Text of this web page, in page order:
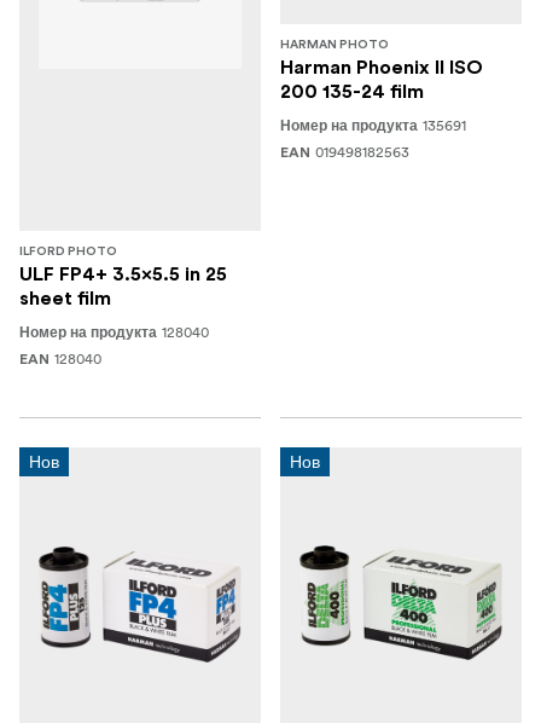
ILFORD PHOTO
ULF FP4+ 3.5x5.5 in 25
sheet film
Номер на продукта 128040
EAN 128040
HARMAN PHOTO
Harman Phoenix II ISO
200 135-24 film
Номер на продукта 135691
EAN 019498182563
Нов Нов